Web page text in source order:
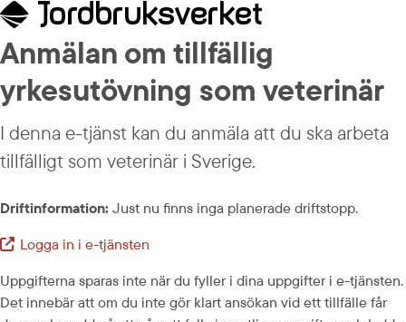
Anmälan om tillfällig
yrkesutövning som veterinär
I denna e-tjänst kan du anmäla att du ska arbeta
tillfälligt som veterinär i Sverige.
Driftinformation: Just nu finns inga planerade driftstopp.
Extern länk.
Logga in i e-tjänsten
Uppgifterna sparas inte när du fyller i dina uppgifter i e-tjänsten.
Det innebär att om du inte gör klart ansökan vid ett tillfälle får